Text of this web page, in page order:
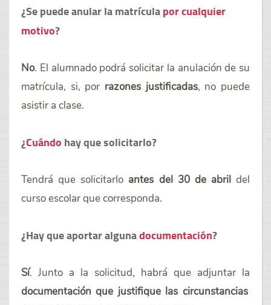
¿Se puede anular la matrículapor cualquier
motivo?
No. El alumnado podrá solicitar la anulación de su
matrícula, si, por razones justificadas, no puede
asistir a clase.
¿Cuándohay que solicitarlo?
Tendrá que solicitarlo antes del 30 de abrildel
curso escolar que corresponda.
¿Hay que aportar algunadocumentación?
Sí. Junto a la solicitud, habrá que adjuntar la
documentación que justifique las circunstancias